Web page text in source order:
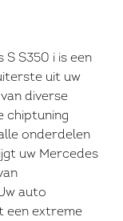
S S350 i is een
uit uw
diverse
chiptuning
onderdelen
uw Mercedes
auto
een extreme